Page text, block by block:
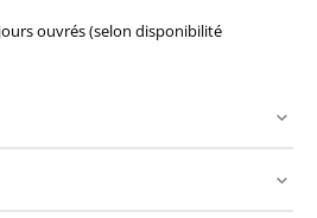
ouvrés (selon disponibilité